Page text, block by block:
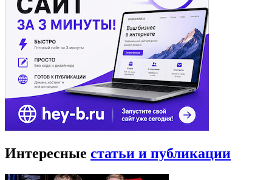
Интересные статьи и публикации